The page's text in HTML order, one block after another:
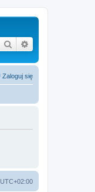
Szukaj
Zaloguj się
UTC+02:00